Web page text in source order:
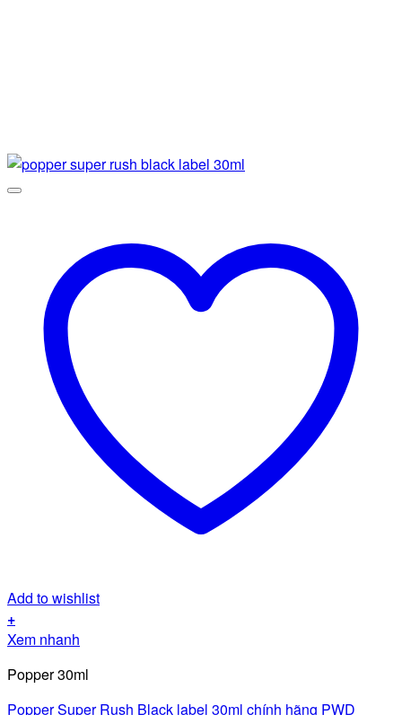
Add to wishlist
+
Xem nhanh
Popper 30ml
Popper Super Rush Black label 30ml chính hãng PWD